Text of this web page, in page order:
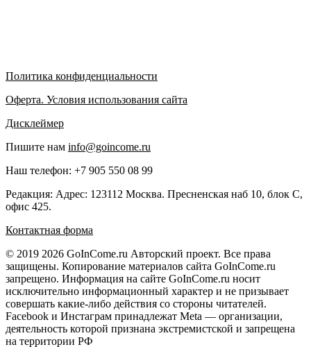
Политика конфиденциальности
Оферта. Условия использования сайта
Дисклеймер
Пишите нам info@goincome.ru
Наш телефон: +7 905 550 08 99
Редакция: Адрес: 123112 Москва. Пресненская наб 10, блок С,
офис 425.
Контактная форма
© 2019 2026 GoInCome.ru Авторский проект. Все права
защищены. Копирование материалов сайта GoInCome.ru
запрещено. Информация на сайте GoInCome.ru носит
исключительно информационный характер и не призывает
совершать какие-либо действия со стороны читателей.
Facebook и Инстаграм принадлежат Meta — организации,
деятельность которой признана экстремистской и запрещена
на территории РФ